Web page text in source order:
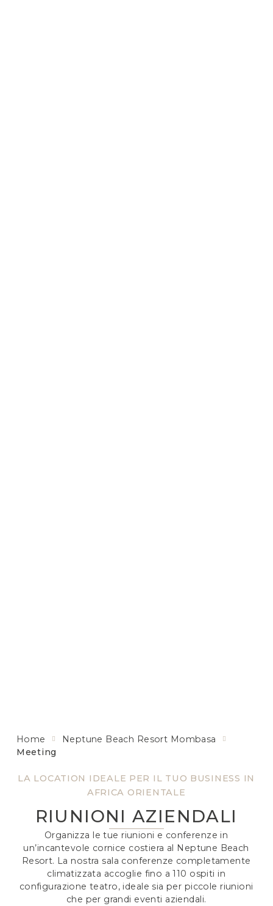
LA LOCATION IDEALE PER IL TUO BUSINESS IN
AFRICA ORIENTALE
RIUNIONI AZIENDALI
Organizza le tue riunioni e conferenze in
un’incantevole cornice costiera al Neptune Beach
Resort. La nostra sala conferenze completamente
climatizzata accoglie fino a 110 ospiti in
configurazione teatro, ideale sia per piccole riunioni
che per grandi eventi aziendali.
Home
Neptune Beach Resort Mombasa
Meeting